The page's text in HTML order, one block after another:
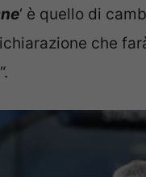
‘ è quello di
che
“.